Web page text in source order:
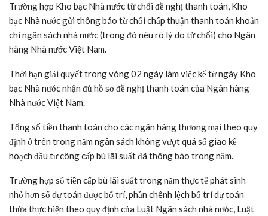
Trường hợp Kho bạc Nhà nước từ chối đề nghị thanh toán, Kho
bạc Nhà nước gửi thông báo từ chối chấp thuận thanh toán khoản
chi ngân sách nhà nước (trong đó nêu rõ lý do từ chối) cho Ngân
hàng Nhà nước Việt Nam.
Thời hạn giải quyết trong vòng 02 ngày làm việc kể từ ngày Kho
bạc Nhà nước nhận đủ hồ sơ đề nghị thanh toán của Ngân hàng
Nhà nước Việt Nam.
Tổng số tiền thanh toán cho các ngân hàng thương mại theo quy
định ở trên trong năm ngân sách không vượt quá số giao kế
hoạch đầu tư công cấp bù lãi suất đã thông báo trong năm.
Trường hợp số tiền cấp bù lãi suất trong năm thực tế phát sinh
nhỏ hơn số dự toán được bố trí, phần chênh lệch bố trí dự toán
thừa thực hiện theo quy định của Luật Ngân sách nhà nước, Luật